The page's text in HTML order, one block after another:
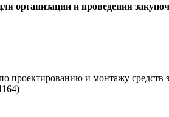
организации и проведения
проектированию и монтажу